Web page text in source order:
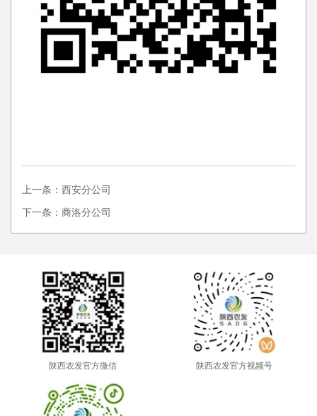
上一条：西安分公司
下一条：商洛分公司
陕西农发官方微信 陕西农发官方视频号